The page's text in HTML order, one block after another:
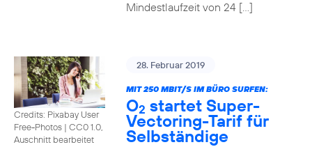
Mindestlaufzeit von 24 […]
Credits: Pixabay User
Free-Photos | CC0 1.0,
Auschnitt bearbeitet
28. Februar 2019
MIT 250 MBIT/S IM BÜRO SURFEN:
O2 startet Super-
Vectoring-Tarif für
Selbständige